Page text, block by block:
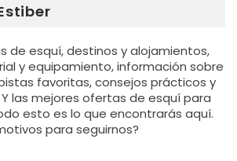
de esquí, destinos y alojamientos,
y equipamiento, información sobre
favoritas, consejos prácticos y
Y las mejores ofertas de esquí para
esto es lo que encontrarás aquí.
para seguirnos?